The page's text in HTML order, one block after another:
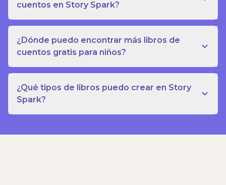
cuentos en Story Spark?
¿Dónde puedo encontrar más libros de
cuentos gratis para niños?
¿Qué tipos de libros puedo crear en Story
Spark?